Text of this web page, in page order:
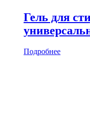
Гель для
Подробнее